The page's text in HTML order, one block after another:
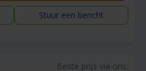
Stuur een bericht
Beste prijs via ons: